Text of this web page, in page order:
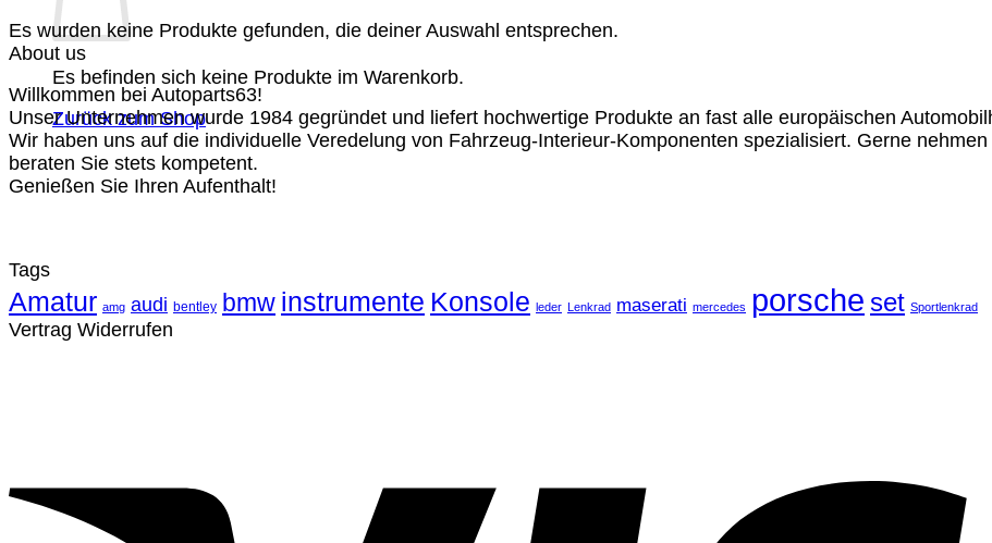
Es befinden sich keine Produkte im Warenkorb.
Zurück zum Shop
Es wurden keine Produkte gefunden, die deiner Auswahl entsprechen.
About us
Willkommen bei Autoparts63!
Unser Unternehmen wurde 1984 gegründet und liefert hochwertige Produkte an fast alle europäischen
Wir haben uns auf die individuelle Veredelung von Fahrzeug-Interieur-Komponenten spezialisiert. Gerne
beraten Sie stets kompetent.
Genießen Sie Ihren Aufenthalt!
Tags
Amatur amg audi bentley bmw instrumente Konsole leder Lenkrad maserati mercedes porsche set Sportlenkrad
Vertrag Widerrufen